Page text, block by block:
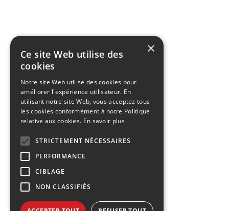
×
Ce site Web utilise des
cookies
Notre site Web utilise des cookies pour
améliorer l'expérience utilisateur. En
utilisant notre site Web, vous acceptez tous
les cookies conformément à notre Politique
relative aux cookies. En savoir plus
STRICTEMENT NÉCESSAIRES
PERFORMANCE
CIBLAGE
NON CLASSIFIÉS